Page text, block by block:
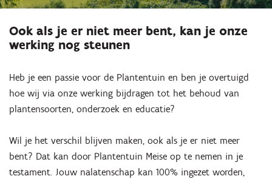
Ook als je er niet meer bent, kan je onze
werking nog steunen
Heb je een passie voor de Plantentuin en ben je overtuigd
hoe wij via onze werking bijdragen tot het behoud van
plantensoorten, onderzoek en educatie?
Wil je het verschil blijven maken, ook als je er niet meer
bent? Dat kan door Plantentuin Meise op te nemen in je
testament. Jouw nalatenschap kan 100% ingezet worden,